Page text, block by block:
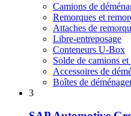
Camions de
Remorques et
Attaches de
Libre-entreposage
Conteneurs U-Box
Solde de camions
Accessoires de
Boîtes de
3